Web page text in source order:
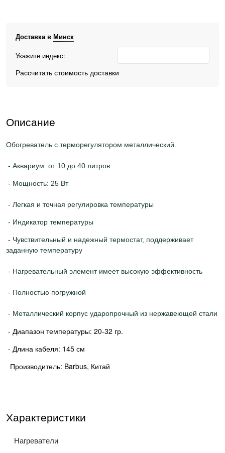
Доставка в Минск
Укажите индекс:
Рассчитать стоимость доставки
Описание
Обогреватель с терморегулятором металлический.
- Аквариум: от 10 до 40 литров
- Мощность: 25 Вт
- Легкая и точная регулировка температуры
- Индикатор температуры
- Чувствительный и надежный термостат, поддерживает
заданную температуру
- Нагревательный элемент имеет высокую эффективность
- Полностью погружной
- Металлический корпус ударопрочный из нержавеющей стали
- Диапазон температуры: 20-32 гр.
- Длина кабеля: 145 см
Производитель: Barbus, Китай
Характеристики
Нагреватели